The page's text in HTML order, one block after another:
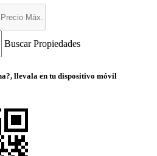
Buscar Propiedades
llevala en tu dispositivo móvil